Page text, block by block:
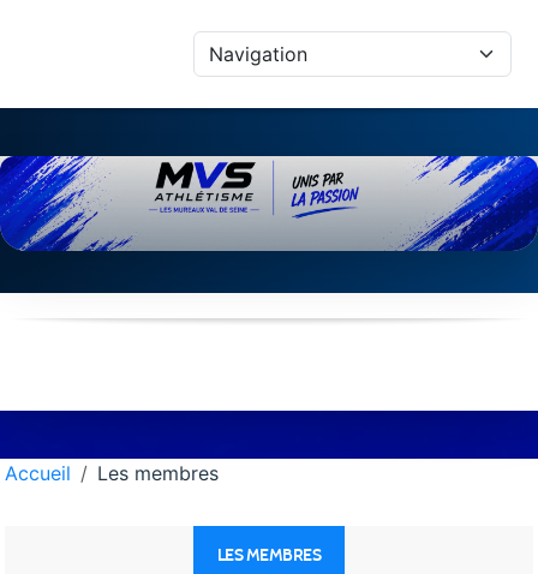
Accueil Les membres
LES MEMBRES